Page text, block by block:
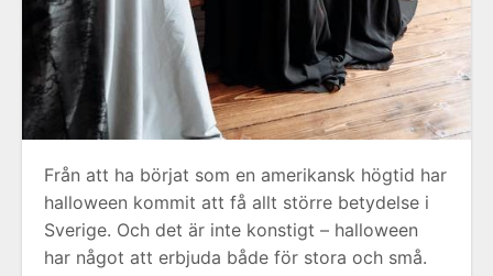
Från att ha börjat som en amerikansk högtid har
halloween kommit att få allt större betydelse i
Sverige. Och det är inte konstigt – halloween
har något att erbjuda både för stora och små.